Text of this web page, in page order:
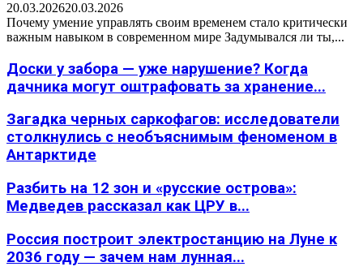
20.03.202620.03.2026
Почему умение управлять своим временем стало критически
важным навыком в современном мире Задумывался ли ты,...
Доски у забора — уже нарушение? Когда
дачника могут оштрафовать за хранение...
Загадка черных саркофагов: исследователи
столкнулись с необъяснимым феноменом в
Антарктиде
Разбить на 12 зон и «русские острова»:
Медведев рассказал как ЦРУ в...
Россия построит электростанцию на Луне к
2036 году — зачем нам лунная...